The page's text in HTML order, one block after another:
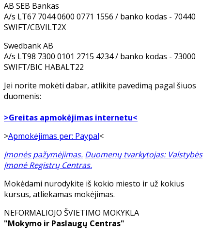
AB SEB Bankas
A/s LT67 7044 0600 0771 1556 / banko kodas - 70440
SWIFT/CBVILT2X
Swedbank AB
A/s LT98 7300 0101 2715 4234 / banko kodas - 73000
SWIFT/BIC HABALT22
Jei norite mokėti dabar, atlikite pavedimą pagal šiuos
duomenis:
>Greitas apmokėjimas internetu<
>Apmokėjimas per: Paypal<
Įmonės pažymėjimas. Duomenų tvarkytojas: Valstybės
Įmonė Registrų Centras.
Mokėdami nurodykite iš kokio miesto ir už kokius
kursus, atliekamas mokėjimas.
NEFORMALIOJO ŠVIETIMO MOKYKLA
"Mokymo ir Paslaugų Centras"